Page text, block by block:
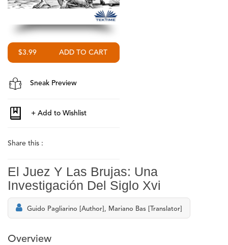
$3.99
Sneak Preview
Share this :
El Juez Y Las Brujas: Una
Investigación Del Siglo Xvi
Guido Pagliarino [Author], Mariano Bas [Translator]
Overview